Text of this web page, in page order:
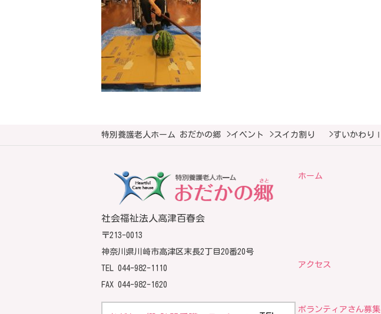
特別養護老人ホーム おだかの郷 >イベント >スイカ割り >すいかわりⅠ
社会福祉法人高津百春会
〒213-0013
神奈川県川崎市高津区末長2丁目20番20号
TEL 044-982-1110
FAX 044-982-1620
ホーム
アクセス
ボランティアさん募集